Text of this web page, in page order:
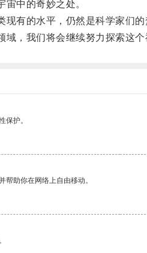
中的奇妙之处。
有的水平，仍然是科学家们的
，我们将会继续努力探索这个
保护。
助你在网络上自由移动。